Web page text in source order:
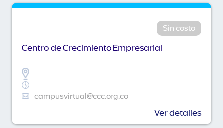
Sin costo
Centro de Crecimiento Empresarial
campusvirtual@ccc.org.co
Ver detalles